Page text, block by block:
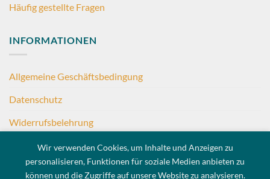
Häufig gestellte Fragen
INFORMATIONEN
Allgemeine Geschäftsbedingung
Datenschutz
Widerrufsbelehrung
ImpressumWir verwenden Cookies, um Inhalte und Anzeigen zu
personalisieren, Funktionen für soziale Medien anbieten zu
können und die Zugriffe auf unsere Website zu analysieren.